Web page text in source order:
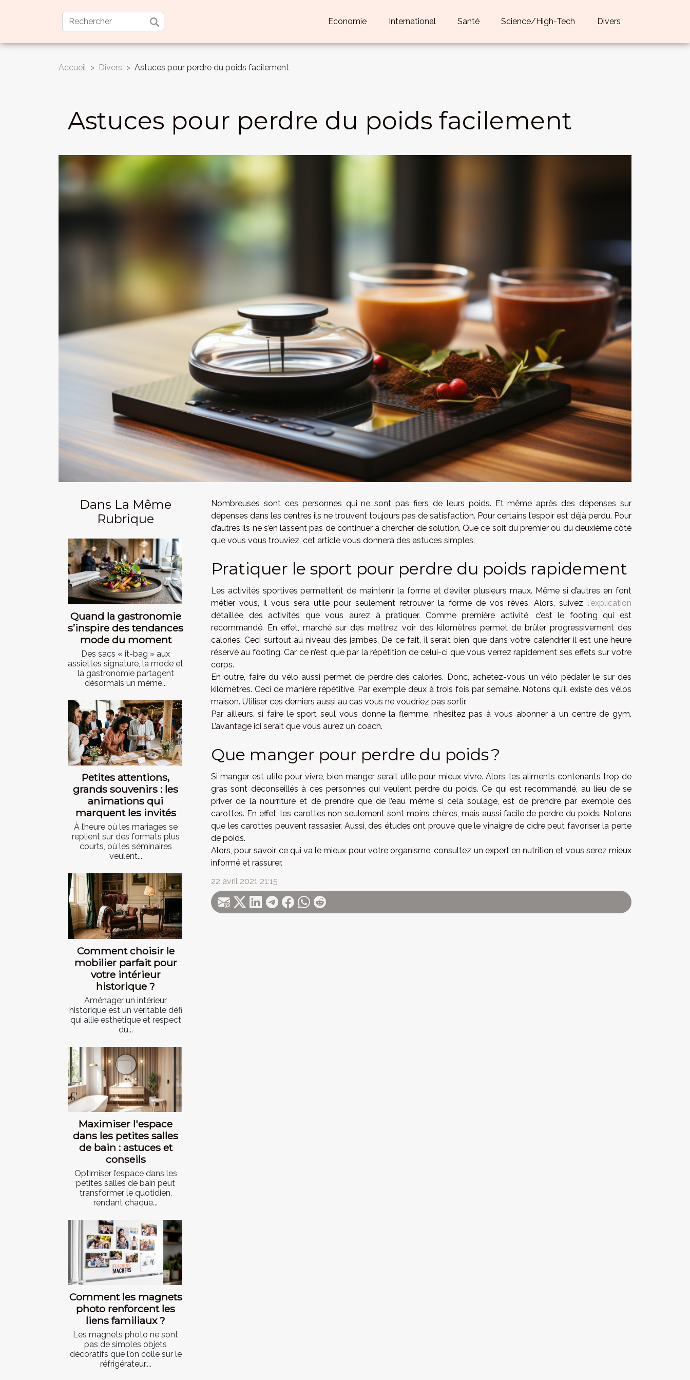
Economie International Santé Science/High-Tech Divers
Accueil Divers Astuces pour perdre du poids facilement
Astuces pour perdre du poids facilement
Dans La Même
Rubrique
Quand la gastronomie
s’inspire des tendances
mode du moment
Des sacs « it-bag » aux
assiettes signature, la mode et
la gastronomie partagent
désormais un même...
Petites attentions,
grands souvenirs : les
animations qui
marquent les invités
À l’heure où les mariages se
replient sur des formats plus
courts, où les séminaires
veulent...
Comment choisir le
mobilier parfait pour
votre intérieur
historique ?
Aménager un intérieur
historique est un véritable défi
qui allie esthétique et respect
du...
Maximiser l'espace
dans les petites salles
de bain : astuces et
conseils
Optimiser l’espace dans les
petites salles de bain peut
transformer le quotidien,
rendant chaque...
Comment les magnets
photo renforcent les
liens familiaux ?
Les magnets photo ne sont
pas de simples objets
décoratifs que l’on colle sur le
réfrigérateur....
Nombreuses sont ces personnes qui ne sont pas fiers de leurs poids. Et même après des dépenses sur
dépenses dans les centres ils ne trouvent toujours pas de satisfaction. Pour certains l’espoir est déjà perdu. Pour
d’autres ils ne s’en lassent pas de continuer à chercher de solution. Que ce soit du premier ou du deuxième côté
que vous vous trouviez, cet article vous donnera des astuces simples.
Pratiquer le sport pour perdre du poids rapidement
Les activités sportives permettent de maintenir la forme et d’éviter plusieurs maux. Même si d’autres en font
métier vous, il vous sera utile pour seulement retrouver la forme de vos rêves. Alors, suivez l'explication
détaillée des activités que vous aurez à pratiquer. Comme première activité, c’est le footing qui est
recommandé. En effet, marché sur des mettrez voir des kilomètres permet de brûler progressivement des
calories. Ceci surtout au niveau des jambes. De ce fait, il serait bien que dans votre calendrier il est une heure
réservé au footing. Car ce n’est que par la répétition de celui-ci que vous verrez rapidement ses effets sur votre
corps.
En outre, faire du vélo aussi permet de perdre des calories. Donc, achetez-vous un vélo pédaler le sur des
kilomètres. Ceci de manière répétitive. Par exemple deux à trois fois par semaine. Notons qu’il existe des vélos
maison. Utiliser ces derniers aussi au cas vous ne voudriez pas sortir.
Par ailleurs, si faire le sport seul vous donne la flemme, n’hésitez pas à vous abonner à un centre de gym.
L’avantage ici serait que vous aurez un coach.
Que manger pour perdre du poids ?
Si manger est utile pour vivre, bien manger serait utile pour mieux vivre. Alors, les aliments contenants trop de
gras sont déconseillés à ces personnes qui veulent perdre du poids. Ce qui est recommandé, au lieu de se
priver de la nourriture et de prendre que de l’eau même si cela soulage, est de prendre par exemple des
carottes. En effet, les carottes non seulement sont moins chères, mais aussi facile de perdre du poids. Notons
que les carottes peuvent rassasier. Aussi, des études ont prouvé que le vinaigre de cidre peut favoriser la perte
de poids.
Alors, pour savoir ce qui va le mieux pour votre organisme, consultez un expert en nutrition et vous serez mieux
informé et rassurer.
22 avril 2021 21:15